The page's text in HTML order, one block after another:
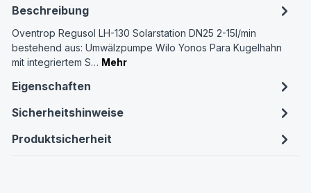
Beschreibung
Oventrop Regusol LH-130 Solarstation DN25 2-15l/min
bestehend aus: Umwälzpumpe Wilo Yonos Para Kugelhahn
mit integriertem S… Mehr
Eigenschaften
Sicherheitshinweise
Produktsicherheit